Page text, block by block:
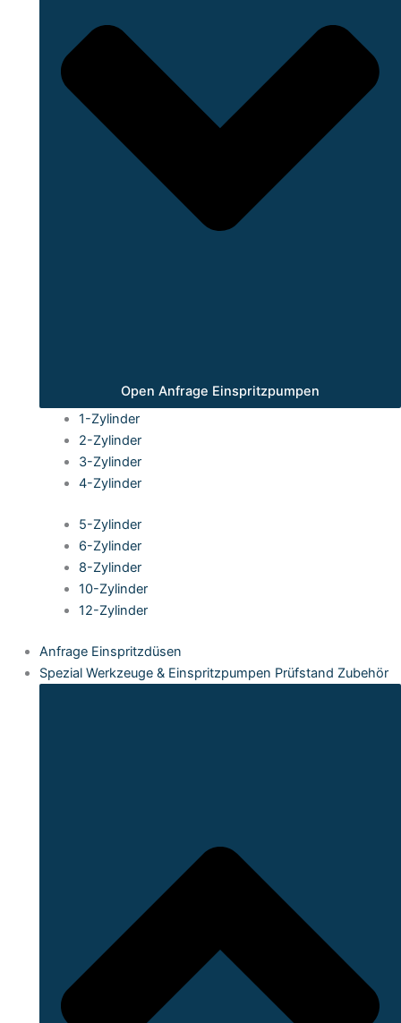
Open Anfrage Einspritzpumpen
1-Zylinder
2-Zylinder
3-Zylinder
4-Zylinder
5-Zylinder
6-Zylinder
8-Zylinder
10-Zylinder
12-Zylinder
Anfrage Einspritzdüsen
Spezial Werkzeuge & Einspritzpumpen Prüfstand Zubehör